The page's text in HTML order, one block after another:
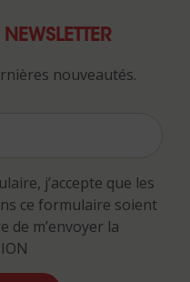
nouveautés.
j’accepte que les
ce formulaire soient
de m’envoyer la